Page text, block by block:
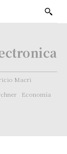
Macri
Economía